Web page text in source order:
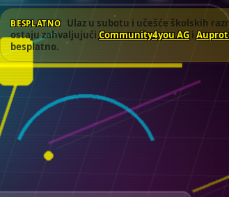
BESPLATNO
Ulaz u subotu i učešće školskih
ostaju zahvaljujućiCommunity4you AGi
besplatno.